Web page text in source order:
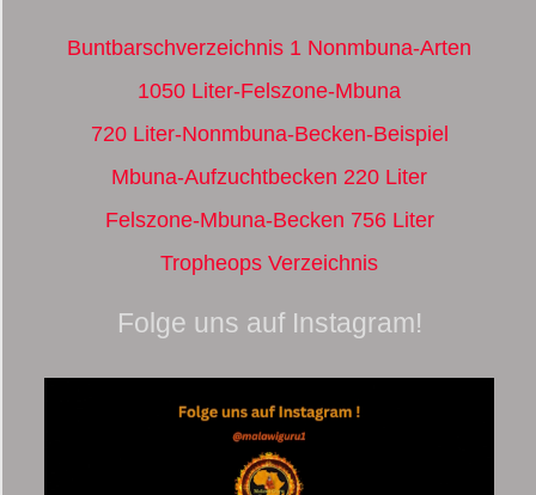
Buntbarschverzeichnis 1 Nonmbuna-Arten
1050 Liter-Felszone-Mbuna
720 Liter-Nonmbuna-Becken-Beispiel
Mbuna-Aufzuchtbecken 220 Liter
Felszone-Mbuna-Becken 756 Liter
Tropheops Verzeichnis
Folge uns auf Instagram!